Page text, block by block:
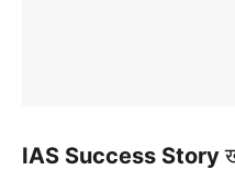
IAS Success Story